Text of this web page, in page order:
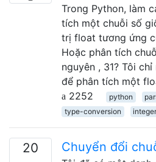
Trong Python, làm
tích một chuỗi số
trị float tương ứng
Hoặc phân tích
nguyên , 31? Tôi
để phân tích một
2252
python
type-conversion
20 Chuyển đổi